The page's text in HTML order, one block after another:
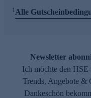
1Alle
Newsletter
Ich möchte den
Trends, Angebote &
Dankeschön